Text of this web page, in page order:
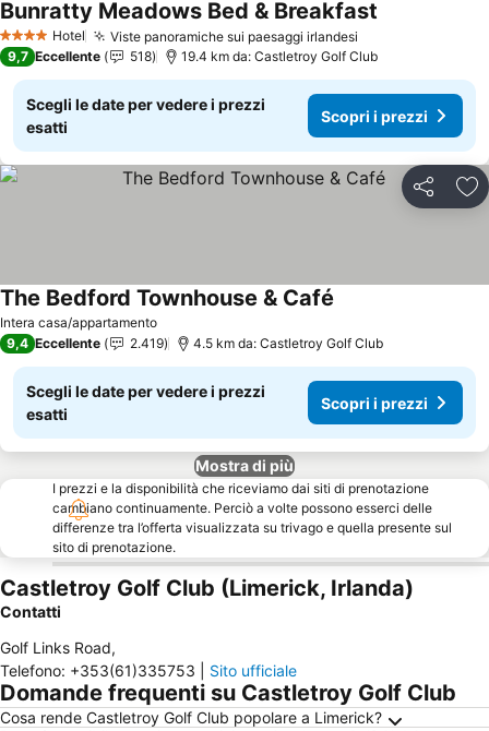
4 Stelle Hotel Viste panoramiche sui paesaggi irlandesi
Bunratty Meadows Bed & Breakfast
9,7 Eccellente 518 19.4 km da: Castletroy Golf Club
Scegli le date per vedere i prezzi
esatti
Scopri i prezzi
Condividi
Intera casa/appartamento
The Bedford Townhouse & Café
9,4 Eccellente 2.419 4.5 km da: Castletroy Golf Club
Scegli le date per vedere i prezzi
esatti
Scopri i prezzi
Mostra di più
I prezzi e la disponibilità che riceviamo dai siti di prenotazione
cambiano continuamente. Perciò a volte possono esserci delle
differenze tra l’offerta visualizzata su trivago e quella presente sul
sito di prenotazione.
Castletroy Golf Club (Limerick, Irlanda)
Contatti
Golf Links Road,
Telefono: +353(61)335753 Sito ufficiale
Domande frequenti su Castletroy Golf Club
Cosa rende Castletroy Golf Club popolare a Limerick?